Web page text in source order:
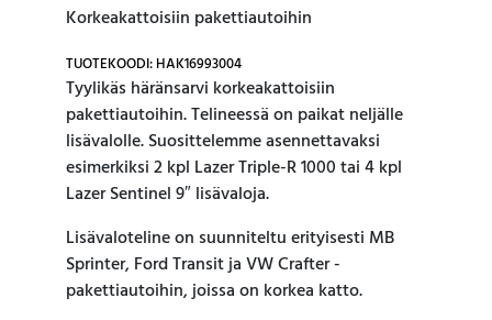
Korkeakattoisiin pakettiautoihin
TUOTEKOODI: HAK16993004
Tyylikäs häränsarvi korkeakattoisiin
pakettiautoihin. Telineessä on paikat neljälle
lisävalolle. Suosittelemme asennettavaksi
esimerkiksi 2 kpl Lazer Triple-R 1000 tai 4 kpl
Lazer Sentinel 9″ lisävaloja.
Lisävaloteline on suunniteltu erityisesti MB
Sprinter, Ford Transit ja VW Crafter -
pakettiautoihin, joissa on korkea katto.